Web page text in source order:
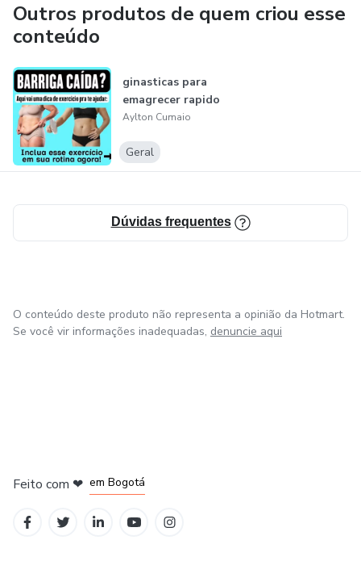
Outros produtos de quem criou esse
conteúdo
ginasticas para
emagrecer rapido
Aylton Cumaio
Geral
Dúvidas frequentes
O conteúdo deste produto não representa a opinião da Hotmart.
Se você vir informações inadequadas, denuncie aqui
Feito com ❤ em Bogotá